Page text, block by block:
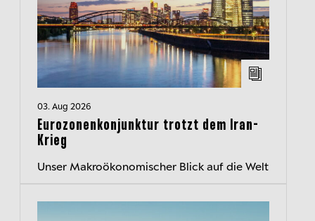
03. Aug 2026
Eurozonenkonjunktur trotzt dem Iran-
Krieg
Unser Makroökonomischer Blick auf die Welt